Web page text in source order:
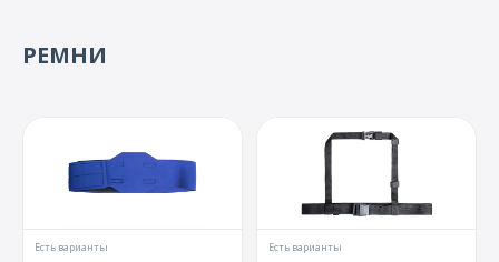
РЕМНИ
Есть варианты Есть варианты